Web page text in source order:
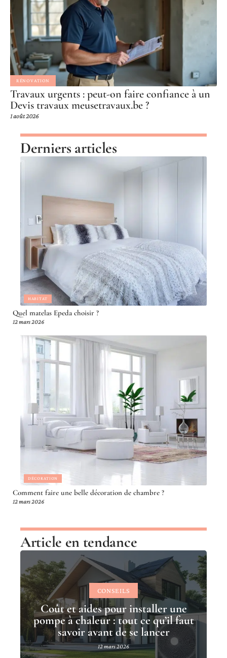
RÉNOVATION
Travaux urgents : peut-on faire confiance à un
Devis travaux meusetravaux.be ?
1 août 2026
Derniers articles
HABITAT
Quel matelas Epeda choisir ?
12 mars 2026
DÉCORATION
Comment faire une belle décoration de chambre ?
12 mars 2026
Article en tendance
CONSEILS
Coût et aides pour installer une
pompe à chaleur : tout ce qu’il faut
savoir avant de se lancer
12 mars 2026